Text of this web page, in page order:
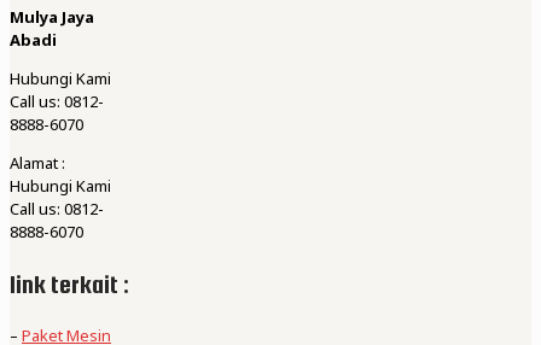
Mulya Jaya
Abadi
Hubungi Kami
Call us: 0812-
8888-6070
Alamat :
Hubungi Kami
Call us: 0812-
8888-6070
link terkait :
– Paket Mesin